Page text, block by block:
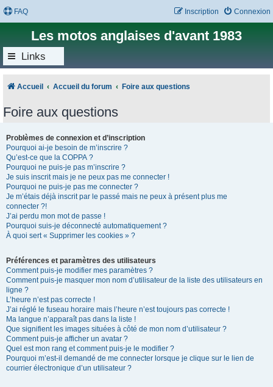
FAQ Connexion
Inscription
Les motos anglaises d'avant 1983
Links
Accueil Accueil du forum Foire aux questions
Foire aux questions
Problèmes de connexion et d’inscription
Pourquoi ai-je besoin de m’inscrire ?
Qu’est-ce que la COPPA ?
Pourquoi ne puis-je pas m’inscrire ?
Je suis inscrit mais je ne peux pas me connecter !
Pourquoi ne puis-je pas me connecter ?
Je m’étais déjà inscrit par le passé mais ne peux à présent plus me
connecter ?!
J’ai perdu mon mot de passe !
Pourquoi suis-je déconnecté automatiquement ?
À quoi sert « Supprimer les cookies » ?
Préférences et paramètres des utilisateurs
Comment puis-je modifier mes paramètres ?
Comment puis-je masquer mon nom d’utilisateur de la liste des utilisateurs en
ligne ?
L’heure n’est pas correcte !
J’ai réglé le fuseau horaire mais l’heure n’est toujours pas correcte !
Ma langue n’apparaît pas dans la liste !
Que signifient les images situées à côté de mon nom d’utilisateur ?
Comment puis-je afficher un avatar ?
Quel est mon rang et comment puis-je le modifier ?
Pourquoi m’est-il demandé de me connecter lorsque je clique sur le lien de
courrier électronique d’un utilisateur ?